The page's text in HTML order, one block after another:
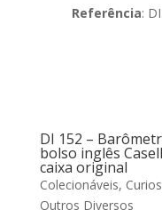
Referência:
DI 152 –
bolso inglês
caixa original
Colecionáveis,
Outros Diversos